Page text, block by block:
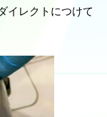
イレクトにつけて